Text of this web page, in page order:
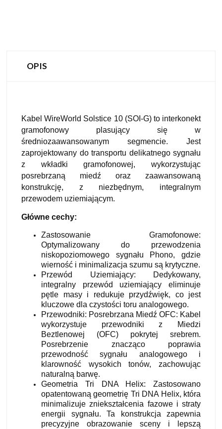
OPIS
Kabel WireWorld Solstice 10 (SOI-G) to interkonekt
gramofonowy plasujący się w
średniozaawansowanym segmencie. Jest
zaprojektowany do transportu delikatnego sygnału
z wkładki gramofonowej, wykorzystując
posrebrzaną miedź oraz zaawansowaną
konstrukcję, z niezbędnym, integralnym
przewodem uziemiającym.
Główne cechy:
Zastosowanie Gramofonowe:
Optymalizowany do przewodzenia
niskopoziomowego sygnału Phono, gdzie
wierność i minimalizacja szumu są krytyczne.
Przewód Uziemiający: Dedykowany,
integralny przewód uziemiający eliminuje
pętle masy i redukuje przydźwięk, co jest
kluczowe dla czystości toru analogowego.
Przewodniki: Posrebrzana Miedź OFC: Kabel
wykorzystuje przewodniki z Miedzi
Beztlenowej (OFC) pokrytej srebrem.
Posrebrzenie znacząco poprawia
przewodność sygnału analogowego i
klarowność wysokich tonów, zachowując
naturalną barwę.
Geometria Tri DNA Helix: Zastosowano
opatentowaną geometrię Tri DNA Helix, która
minimalizuje zniekształcenia fazowe i straty
energii sygnału. Ta konstrukcja zapewnia
precyzyjne obrazowanie sceny i lepszą